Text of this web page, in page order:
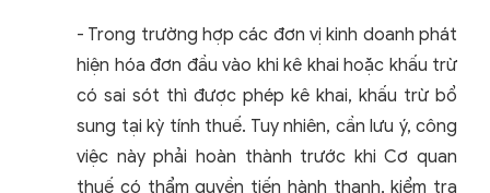
- Trong trường hợp các đơn vị kinh doanh phát
hiện hóa đơn đầu vào khi kê khai hoặc khấu trừ
có sai sót thì được phép kê khai, khấu trừ bổ
sung tại kỳ tính thuế. Tuy nhiên, cần lưu ý, công
việc này phải hoàn thành trước khi Cơ quan
thuế có thẩm quyền tiến hành thanh, kiểm tra